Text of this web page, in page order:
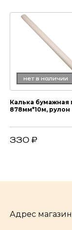
нет в наличии
Калька бумажная
878мм*10м, рулон
330 ₽
Адрес